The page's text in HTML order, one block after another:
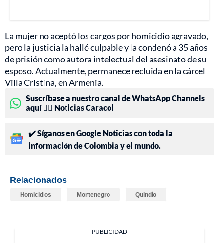
La mujer no aceptó los cargos por homicidio agravado,
pero la justicia la halló culpable y la condenó a 35 años
de prisión como autora intelectual del asesinato de su
esposo. Actualmente, permanece recluida en la cárcel
Villa Cristina, en Armenia.
Suscríbase a nuestro canal de WhatsApp Channels
aquí 👉🏻 Noticias Caracol
✔️ Síganos en Google Noticias con toda la
información de Colombia y el mundo.
Relacionados
Homicidios Montenegro Quindío
PUBLICIDAD